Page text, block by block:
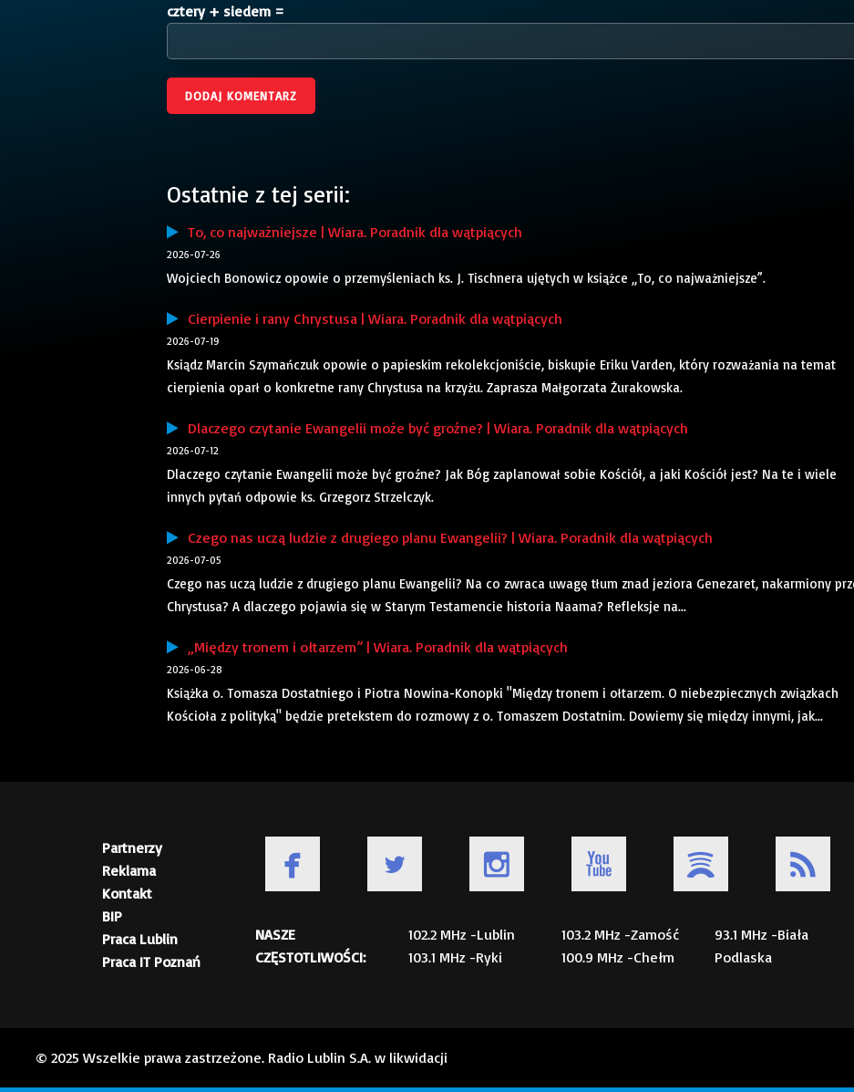
cztery + siedem =
Ostatnie z tej serii:
To, co najważniejsze | Wiara. Poradnik dla wątpiących
2026-07-26
Wojciech Bonowicz opowie o przemyśleniach ks. J. Tischnera ujętych w książce „To, co najważniejsze”.
Cierpienie i rany Chrystusa | Wiara. Poradnik dla wątpiących
2026-07-19
Ksiądz Marcin Szymańczuk opowie o papieskim rekolekcjoniście, biskupie Eriku Varden, który rozważania na temat
cierpienia oparł o konkretne rany Chrystusa na krzyżu. Zaprasza Małgorzata Żurakowska.
Dlaczego czytanie Ewangelii może być groźne? | Wiara. Poradnik dla wątpiących
2026-07-12
Dlaczego czytanie Ewangelii może być groźne? Jak Bóg zaplanował sobie Kościół, a jaki Kościół jest? Na te i wiele
innych pytań odpowie ks. Grzegorz Strzelczyk.
Czego nas uczą ludzie z drugiego planu Ewangelii? | Wiara. Poradnik dla wątpiących
2026-07-05
Czego nas uczą ludzie z drugiego planu Ewangelii? Na co zwraca uwagę tłum znad jeziora Genezaret, nakarmiony
Chrystusa? A dlaczego pojawia się w Starym Testamencie historia Naama? Refleksje na...
„Między tronem i ołtarzem” | Wiara. Poradnik dla wątpiących
2026-06-28
Książka o. Tomasza Dostatniego i Piotra Nowina-Konopki "Między tronem i ołtarzem. O niebezpiecznych związkach
Kościoła z polityką" będzie pretekstem do rozmowy z o. Tomaszem Dostatnim. Dowiemy się między innymi, jak...
Partnerzy
Reklama
Kontakt
BIP
Praca Lublin
Praca IT Poznań
NASZE
CZĘSTOTLIWOŚCI:
102.2 MHz -Lublin
103.1 MHz -Ryki
103.2 MHz -Zamość
100.9 MHz -Chełm
93.1 MHz -Biała
Podlaska
© 2025 Wszelkie prawa zastrzeżone. Radio Lublin S.A. w likwidacji